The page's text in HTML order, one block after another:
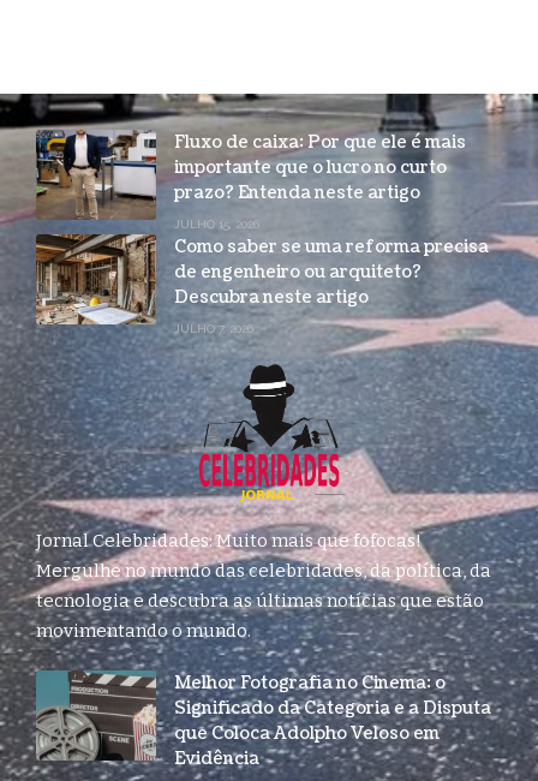
Fluxo de caixa: Por que ele é mais
importante que o lucro no curto
prazo? Entenda neste artigo
JULHO 15, 2026
Como saber se uma reforma precisa
de engenheiro ou arquiteto?
Descubra neste artigo
JULHO 7, 2026
Jornal Celebridades: Muito mais que fofocas!
Mergulhe no mundo das celebridades, da política, da
tecnologia e descubra as últimas notícias que estão
movimentando o mundo.
Melhor Fotografia no Cinema: o
Significado da Categoria e a Disputa
que Coloca Adolpho Veloso em
Evidência